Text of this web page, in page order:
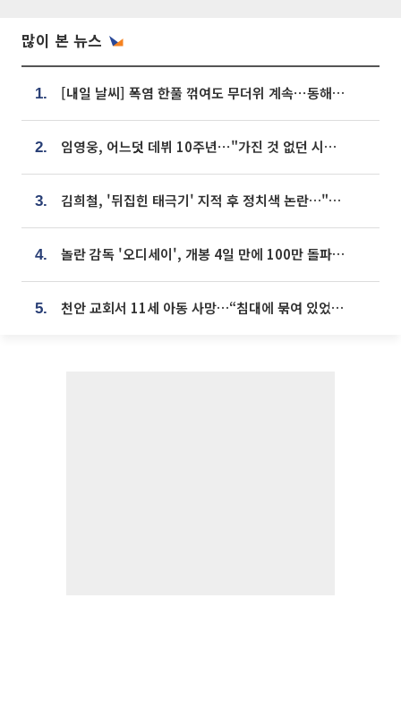
많이 본 뉴스
1. [내일 날씨] 폭염 한풀 꺾여도 무더위 계속⋯동해안 이틀 연속 비
2. 임영웅, 어느덧 데뷔 10주년⋯"가진 것 없던 시절, 내 앞엔 20명의 팬뿐"
3. 김희철, '뒤집힌 태극기' 지적 후 정치색 논란…"좌우 떠나 우리나라 국기"
4. 놀란 감독 '오디세이', 개봉 4일 만에 100만 돌파⋯'왕사남' 보다 빠르다
5. 천안 교회서 11세 아동 사망…“침대에 묶여 있었다” 진술 확보